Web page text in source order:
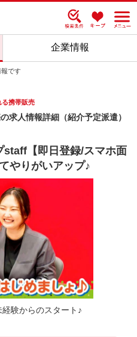
企業情報
です
携帯販売
求人情報詳細（紹介予定派遣）
【即日登録/スマホ面
やりがいアップ♪
験からのスタート♪